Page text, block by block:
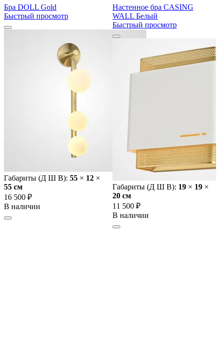
Бра DOLL Gold
Быстрый просмотр
Габариты (Д Ш В): 55 × 12 ×
55 cм
16 500 ₽
В наличии
Настенное бра CASING
WALL Белый
Быстрый просмотр
Габариты (Д Ш В): 19 × 19 ×
20 cм
11 500 ₽
В наличии